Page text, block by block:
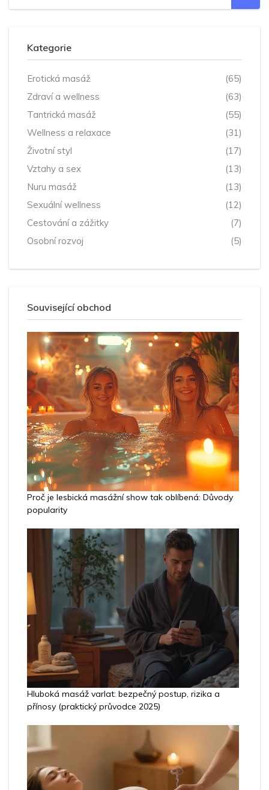
Kategorie
Erotická masáž
(65)
Zdraví a wellness
(63)
Tantrická masáž
(55)
Wellness a relaxace
(31)
Životní styl
(17)
Vztahy a sex
(13)
Nuru masáž
(13)
Sexuální wellness
(12)
Cestování a zážitky
(7)
Osobní rozvoj
(5)
Související obchod
Proč je lesbická masážní show tak oblíbená: Důvody
popularity
Hluboká masáž varlat: bezpečný postup, rizika a
přínosy (praktický průvodce 2025)